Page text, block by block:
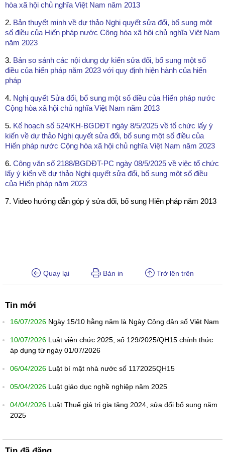
hòa xã hội chủ nghĩa Việt Nam năm 2013
2. Bản thuyết minh về dự thảo Nghị quyết sửa đổi, bổ sung một
số điều của Hiến pháp nước Cộng hòa xã hội chủ nghĩa Việt Nam
năm 2023
3. Bản so sánh các nội dung dự kiến sửa đổi, bổ sung một số
điều của hiến pháp năm 2023 với quy định hiện hành của hiến
pháp
4. Nghị quyết Sửa đổi, bổ sung một số điều của Hiến pháp nước
Cộng hòa xã hội chủ nghĩa Việt Nam năm 2013
5. Kế hoạch số 524/KH-BGDĐT ngày 8/5/2025 về tổ chức lấy ý
kiến về dự thảo Nghị quyết sửa đổi, bổ sung một số điều của
Hiến pháp nước Cộng hòa xã hội chủ nghĩa Việt Nam năm 2023
6. Công văn số 2188/BGDĐT-PC ngày 08/5/2025 về việc tổ chức
lấy ý kiến về dự thảo Nghị quyết sửa đổi, bổ sung một số điều
của Hiến pháp năm 2023
7. Video hướng dẫn góp ý sửa đổi, bổ sung Hiến pháp năm 2013
Quay lại Bản in Trở lên trên
Tin mới
16/07/2026 Ngày 15/10 hằng năm là Ngày Công dân số Việt Nam
10/07/2026 Luật viên chức 2025, số 129/2025/QH15 chính thức
áp dụng từ ngày 01/07/2026
06/04/2026 Luật bí mật nhà nước số 1172025QH15
05/04/2026 Luật giáo dục nghề nghiệp năm 2025
04/04/2026 Luật Thuế giá trị gia tăng 2024, sửa đổi bổ sung năm
2025